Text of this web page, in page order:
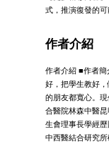
式，推演復發的
作者介紹
作者介紹 ■作者簡
好，把學生教好
的朋友都寬心。
合醫院林森中醫
生會理事長學經
中西醫結合研究